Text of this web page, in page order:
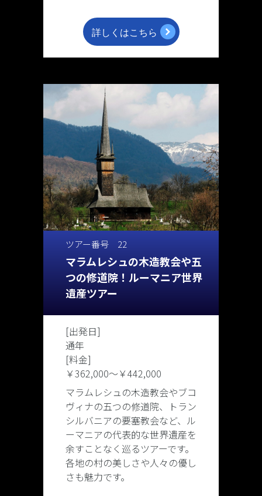
ツアー番号 22
マラムレシュの木造教会や五
つの修道院！ルーマニア世界
遺産ツアー
[出発日]
通年
[料金]
￥362,000〜￥442,000
マラムレシュの木造教会やブコ
ヴィナの五つの修道院、トラン
シルバニアの要塞教会など、ル
ーマニアの代表的な世界遺産を
余すことなく巡るツアーです。
各地の村の美しさや人々の優し
さも魅力です。